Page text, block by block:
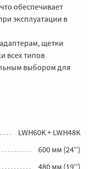
обеспечивает
эксплуатации в
щетки
всех типов
выбором для
LWH60K + LWH48K
600 мм (24'')
480 мм (19'')